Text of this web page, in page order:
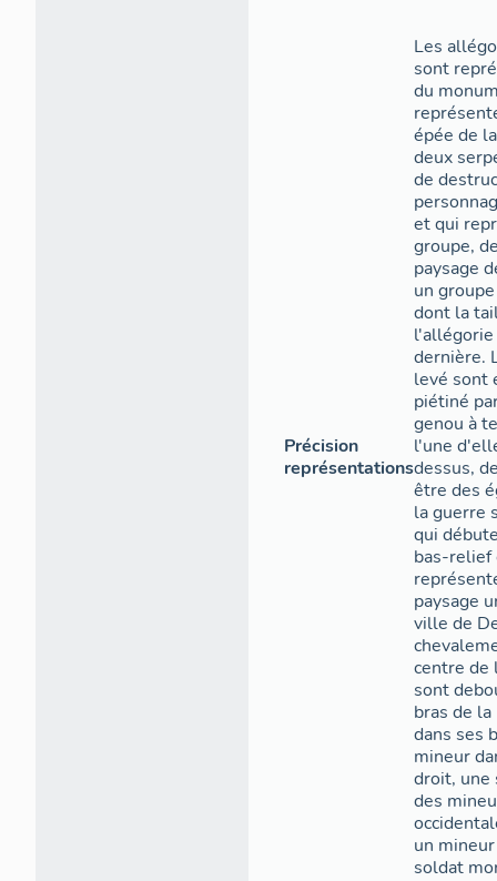
Précision
représentations
Les
sont
du
épée de
deux
de
et qui
groupe,
paysage
un
dont la
dernière.
levé sont
piétiné
genou à
l'une
dessus,
être des
la guerre
qui
bas-relief
paysage
ville de
centre de
sont
bras de
dans ses
mineur
droit, une
des
un
soldat